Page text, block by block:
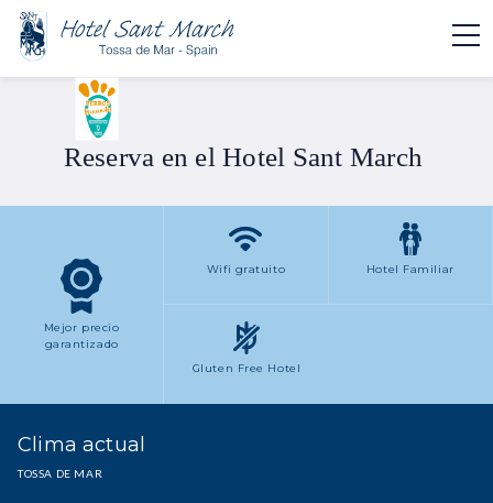
Reserva en el Hotel Sant March
Mejor precio
garantizado
Wifi gratuito Hotel Familiar
Gluten Free Hotel
Clima actual
TOSSA DE MAR